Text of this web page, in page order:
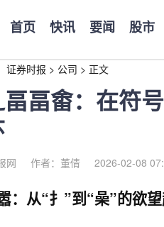
首页 快讯 要闻 股市
证券时报 > 公司 > 正文
畐畬：在符
网 作者：董倩 2026-02-08
：从“扌”到“喿”的欲